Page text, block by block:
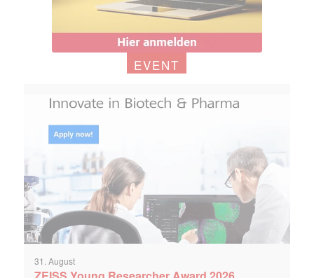
EVENT
31. August